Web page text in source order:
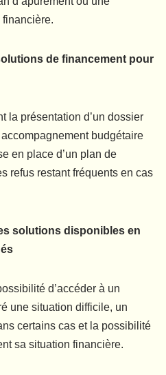
de financement pour
la présentation d’un dossier
budgétaire
en place d’un plan de
refus restant fréquents en cas
solutions disponibles en
d’accéder à un
une situation difficile, un
certains cas et la possibilité
sa situation financière.